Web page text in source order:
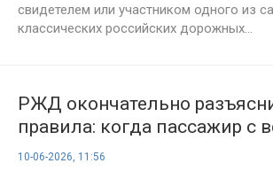
свидетелем или участником одного из
классических российских дорожных...
РЖД окончательно
правила: когда пассажир с
полки может сидеть внизу
10-06-2026, 11:56